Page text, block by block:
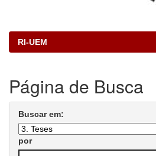
RI-UEM
Página de Busca
Buscar em:
por